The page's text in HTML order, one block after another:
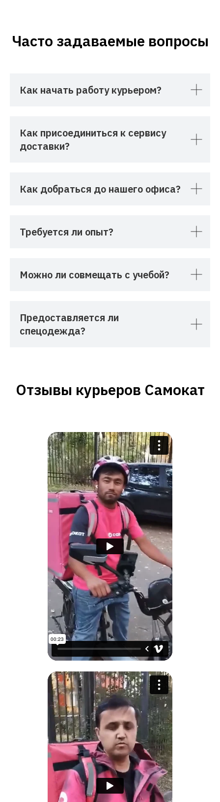
Часто задаваемые вопросы
Как начать работу курьером?
Как присоединиться к сервису
доставки?
Как добраться до нашего офиса?
Требуется ли опыт?
Можно ли совмещать с учебой?
Предоставляется ли
спецодежда?
Отзывы курьеров Самокат